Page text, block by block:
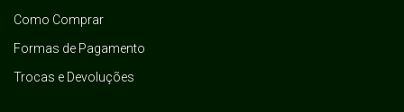
Como Comprar
Formas de Pagamento
Trocas e Devoluções